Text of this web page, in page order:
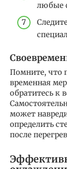
любые
Помните, что
временная
обратитесь к
может
определить
после